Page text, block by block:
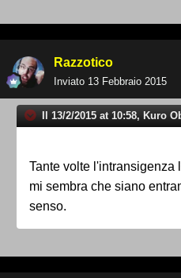
Razzotico
Inviato 13 Febbraio 2015
Il 13/2/2015 at 10:58, Kuro
Tante volte l'intransigenza
mi sembra che siano
senso.